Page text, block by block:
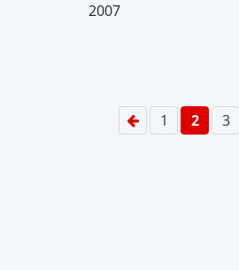
2007
1 2 3